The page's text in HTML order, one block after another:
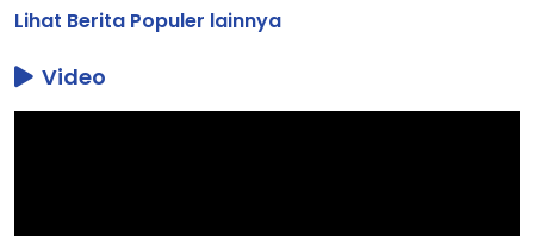
Lihat Berita Populer lainnya
Video